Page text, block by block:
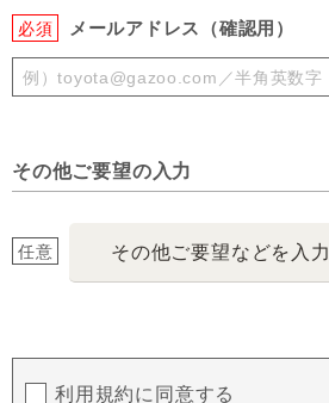
必須 メールアドレス（確認用）
その他ご要望の入力
任意 その他ご要望などを入力
利用規約に同意する